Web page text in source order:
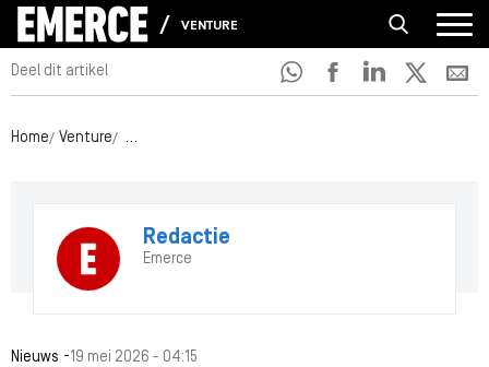
VENTURE
Deel dit artikel
Home Venture Musk verliest rechtszaak tegen OpenAI, weg vrij voor
Redactie
Emerce
Nieuws -19 mei 2026 - 04:15